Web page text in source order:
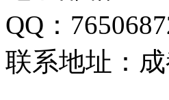
QQ：
联系地址：